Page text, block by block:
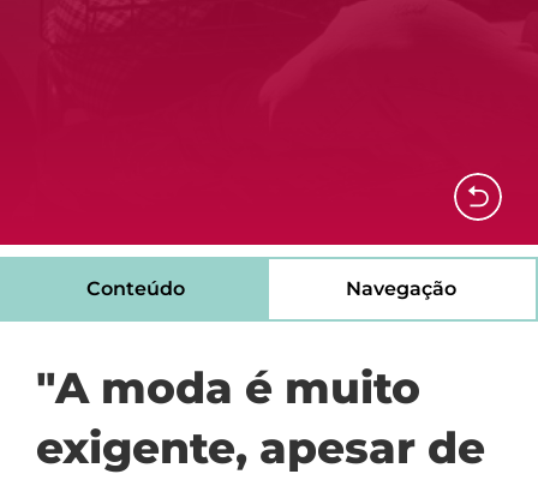
Conteúdo Navegação
"A moda é muito
exigente, apesar de